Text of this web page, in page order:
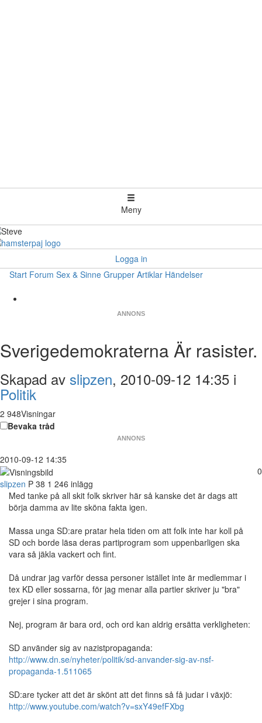
Meny
Logga in
Start Forum Sex & Sinne Grupper Artiklar Händelser
ANNONS
Sverigedemokraterna Är rasister.
Skapad av slipzen, 2010-09-12 14:35 i
Politik
2 948Visningar
Bevaka tråd
ANNONS
2010-09-12 14:35
0
slipzen P 38 1 246 inlägg
Med tanke på all skit folk skriver här så kanske det är dags att
börja damma av lite sköna fakta igen.
Massa unga SD:are pratar hela tiden om att folk inte har koll på
SD och borde läsa deras partiprogram som uppenbarligen ska
vara så jäkla vackert och fint.
Då undrar jag varför dessa personer istället inte är medlemmar i
tex KD eller sossarna, för jag menar alla partier skriver ju "bra"
grejer i sina program.
Nej, program är bara ord, och ord kan aldrig ersätta verkligheten:
SD använder sig av nazistpropaganda:
http://www.dn.se/nyheter/politik/sd-anvander-sig-av-nsf-
propaganda-1.511065
SD:are tycker att det är skönt att det finns så få judar i växjö:
http://www.youtube.com/watch?v=sxY49efFXbg